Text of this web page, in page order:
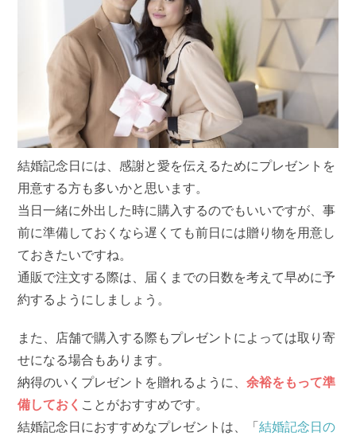
結婚記念日には、感謝と愛を伝えるためにプレゼントを
用意する方も多いかと思います。
当日一緒に外出した時に購入するのでもいいですが、事
前に準備しておくなら遅くても前日には贈り物を用意し
ておきたいですね。
通販で注文する際は、届くまでの日数を考えて早めに予
約するようにしましょう。
また、店舗で購入する際もプレゼントによっては取り寄
せになる場合もあります。
納得のいくプレゼントを贈れるように、余裕をもって準
備しておく ことがおすすめです。
結婚記念日におすすめなプレゼントは、「結婚記念日の